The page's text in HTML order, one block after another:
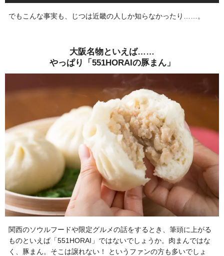
でもこんな事実も、じつは近畿の人しか知らなかったり……。
大阪名物といえば……
やっぱり「551HORAIの豚まん」
関西のソウルフードや限定グルメの話をするとき、筆頭に上がる
ものといえば「551HORAI」ではないでしょうか。肉まんではな
く、豚まん。そこは譲れない！ というファンの方も多いでしょ